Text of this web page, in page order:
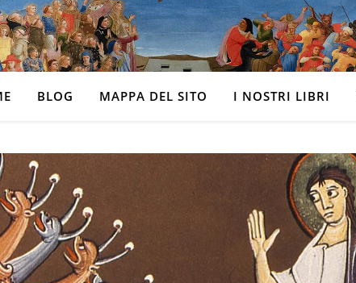
BLOG MAPPA DEL SITO I NOSTRI LIBRI